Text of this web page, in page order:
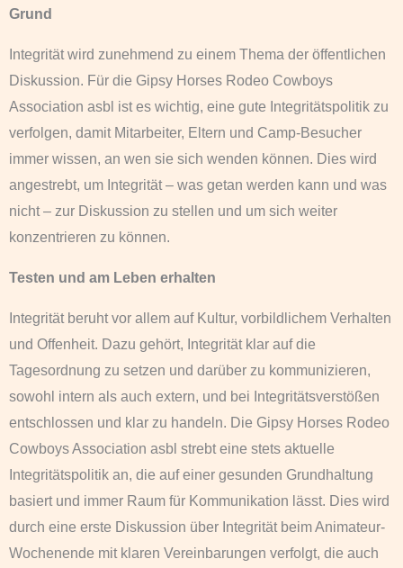
Grund
Integrität wird zunehmend zu einem Thema der öffentlichen
Diskussion. Für die Gipsy Horses Rodeo Cowboys
Association asbl ist es wichtig, eine gute Integritätspolitik zu
verfolgen, damit Mitarbeiter, Eltern und Camp-Besucher
immer wissen, an wen sie sich wenden können. Dies wird
angestrebt, um Integrität – was getan werden kann und was
nicht – zur Diskussion zu stellen und um sich weiter
konzentrieren zu können.
Testen und am Leben erhalten
Integrität beruht vor allem auf Kultur, vorbildlichem Verhalten
und Offenheit. Dazu gehört, Integrität klar auf die
Tagesordnung zu setzen und darüber zu kommunizieren,
sowohl intern als auch extern, und bei Integritätsverstößen
entschlossen und klar zu handeln. Die Gipsy Horses Rodeo
Cowboys Association asbl strebt eine stets aktuelle
Integritätspolitik an, die auf einer gesunden Grundhaltung
basiert und immer Raum für Kommunikation lässt. Dies wird
durch eine erste Diskussion über Integrität beim Animateur-
Wochenende mit klaren Vereinbarungen verfolgt, die auch